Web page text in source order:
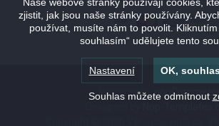
Powered by
zjistit, jak jsou naše stránky používány.
používat, musíte nám to povolit. Kliknutím
souhlasím“ udělujete tento
Nastavení OK,
Souhlas můžete odmítnout